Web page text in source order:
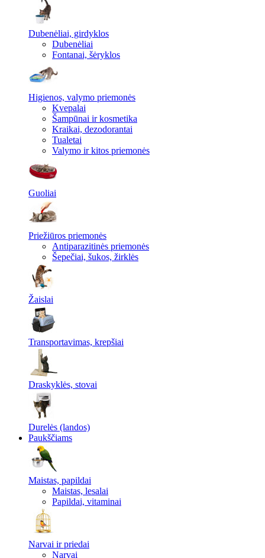
Dubenėliai, girdyklos
Dubenėliai
Fontanai, šėryklos
Higienos, valymo priemonės
Kvepalai
Šampūnai ir kosmetika
Kraikai, dezodorantai
Tualetai
Valymo ir kitos priemonės
Guoliai
Priežiūros priemonės
Antiparazitinės priemonės
Šepečiai, šukos, žirklės
Žaislai
Transportavimas, krepšiai
Draskyklės, stovai
Durelės (landos)
Paukščiams
Maistas, papildai
Maistas, lesalai
Papildai, vitaminai
Narvai ir priedai
Narvai